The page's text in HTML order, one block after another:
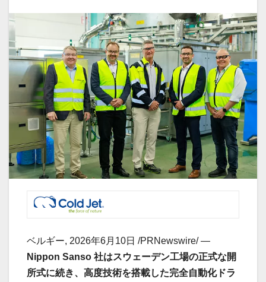
ベルギー, 2026年6月10日 /PRNewswire/ —
Nippon Sanso 社はスウェーデン工場の正式な開
所式に続き、高度技術を搭載した完全自動化ドラ